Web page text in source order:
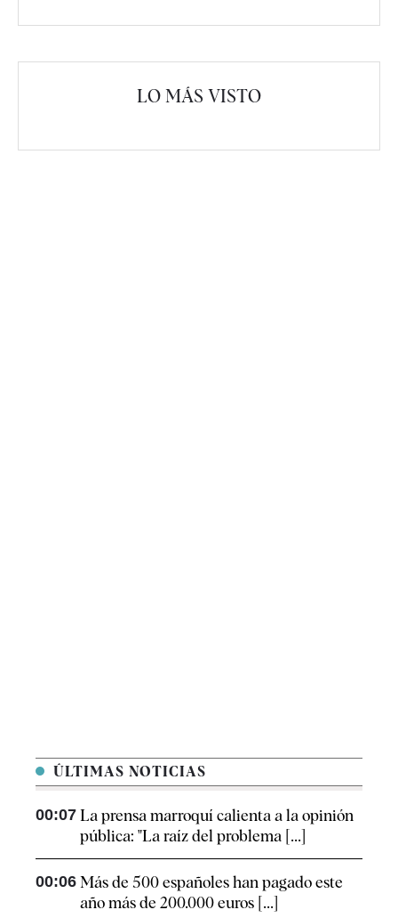
LO MÁS VISTO
ÚLTIMAS NOTICIAS
00:07 La prensa marroquí calienta a la opinión
pública: "La raíz del problema [...]
00:06 Más de 500 españoles han pagado este
año más de 200.000 euros [...]